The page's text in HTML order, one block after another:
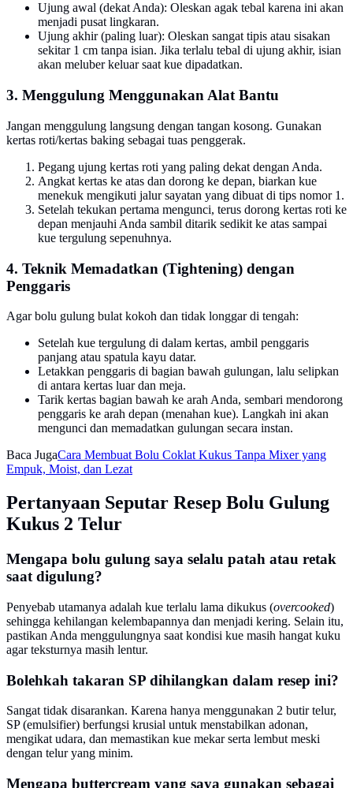
Ujung awal (dekat Anda): Oleskan agak tebal karena ini akan
menjadi pusat lingkaran.
Ujung akhir (paling luar): Oleskan sangat tipis atau sisakan
sekitar 1 cm tanpa isian. Jika terlalu tebal di ujung akhir, isian
akan meluber keluar saat kue dipadatkan.
3. Menggulung Menggunakan Alat Bantu
Jangan menggulung langsung dengan tangan kosong. Gunakan
kertas roti/kertas baking sebagai tuas penggerak.
Pegang ujung kertas roti yang paling dekat dengan Anda.
Angkat kertas ke atas dan dorong ke depan, biarkan kue
menekuk mengikuti jalur sayatan yang dibuat di tips nomor 1.
Setelah tekukan pertama mengunci, terus dorong kertas roti ke
depan menjauhi Anda sambil ditarik sedikit ke atas sampai
kue tergulung sepenuhnya.
4. Teknik Memadatkan (Tightening) dengan
Penggaris
Agar bolu gulung bulat kokoh dan tidak longgar di tengah:
Setelah kue tergulung di dalam kertas, ambil penggaris
panjang atau spatula kayu datar.
Letakkan penggaris di bagian bawah gulungan, lalu selipkan
di antara kertas luar dan meja.
Tarik kertas bagian bawah ke arah Anda, sembari mendorong
penggaris ke arah depan (menahan kue). Langkah ini akan
mengunci dan memadatkan gulungan secara instan.
Baca JugaCara Membuat Bolu Coklat Kukus Tanpa Mixer yang
Empuk, Moist, dan Lezat
Pertanyaan Seputar Resep Bolu Gulung
Kukus 2 Telur
Mengapa bolu gulung saya selalu patah atau retak
saat digulung?
Penyebab utamanya adalah kue terlalu lama dikukus (overcooked)
sehingga kehilangan kelembapannya dan menjadi kering. Selain itu,
pastikan Anda menggulungnya saat kondisi kue masih hangat kuku
agar teksturnya masih lentur.
Bolehkah takaran SP dihilangkan dalam resep ini?
Sangat tidak disarankan. Karena hanya menggunakan 2 butir telur,
SP (emulsifier) berfungsi krusial untuk menstabilkan adonan,
mengikat udara, dan memastikan kue mekar serta lembut meski
dengan telur yang minim.
Mengapa buttercream yang saya gunakan sebagai